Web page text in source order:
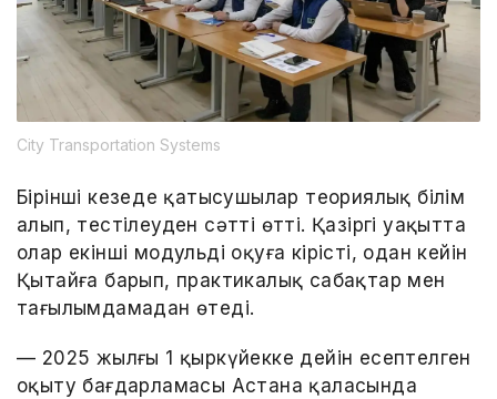
City Transportation Systems
Бірінші кезеңде қатысушылар теориялық білім
алып, тестілеуден сәтті өтті. Қазіргі уақытта
олар екінші модульді оқуға кірісті, одан кейін
Қытайға барып, практикалық сабақтар мен
тағылымдамадан өтеді.
— 2025 жылғы 1 қыркүйекке дейін есептелген
оқыту бағдарламасы Астана қаласында